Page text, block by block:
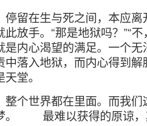
停留在生与死之间，本应
此放手。“那是地狱吗？”“
是内心渴望的满足。一个
中落入地狱，而内心得到
是天堂。
整个世界都在里面。而我
。 最难以获得的原谅，